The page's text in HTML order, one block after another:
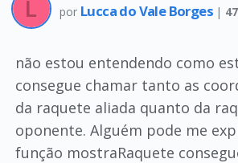
por Lucca do Vale Borges |
não estou entendendo como
consegue chamar tanto as
da raquete aliada quanto da
oponente. Alguém pode me
função mostraRaquete